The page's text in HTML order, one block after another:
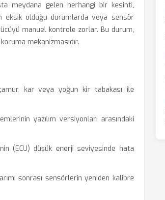
meydana gelen herhangi bir kesinti,
eksik olduğu durumlarda veya sensör
manuel kontrole zorlar. Bu durum,
mekanizmasıdır.
kar veya yoğun kir tabakası ile
yazılım versiyonları arasındaki
(ECU) düşük enerji seviyesinde hata
sonrası sensörlerin yeniden kalibre